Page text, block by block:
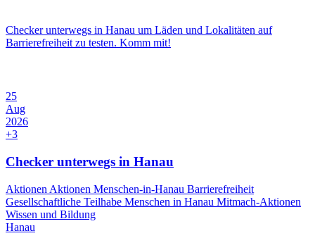
Checker unterwegs in Hanau um Läden und Lokalitäten auf
Barrierefreiheit zu testen. Komm mit!
25
Aug
2026
+3
Checker unterwegs in Hanau
Aktionen Aktionen Menschen-in-Hanau Barrierefreiheit
Gesellschaftliche Teilhabe Menschen in Hanau Mitmach-Aktionen
Wissen und Bildung
Hanau